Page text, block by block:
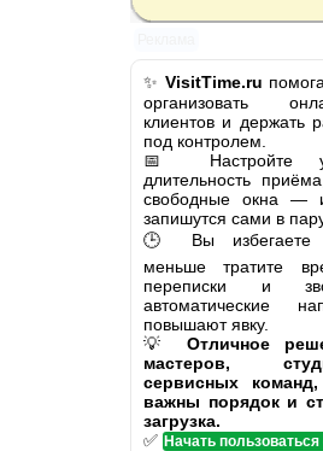
✨ VisitTime.ru
организовать
клиентов и держать
под контролем.
📅 Настройте
длительность
свободные окна —
запишутся сами в
🕒 Вы избегаете
меньше тратите
переписки и
автоматические
повышают явку.
💡 Отличное
мастеров,
сервисных
важны порядок и
загрузка.
✅ Начать